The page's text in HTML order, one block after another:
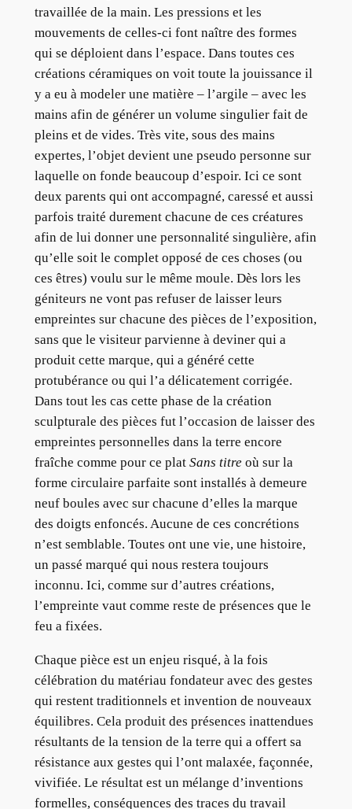
travaillée de la main. Les pressions et les
mouvements de celles-ci font naître des formes
qui se déploient dans l’espace. Dans toutes ces
créations céramiques on voit toute la jouissance il
y a eu à modeler une matière – l’argile – avec les
mains afin de générer un volume singulier fait de
pleins et de vides. Très vite, sous des mains
expertes, l’objet devient une pseudo personne sur
laquelle on fonde beaucoup d’espoir. Ici ce sont
deux parents qui ont accompagné, caressé et aussi
parfois traité durement chacune de ces créatures
afin de lui donner une personnalité singulière, afin
qu’elle soit le complet opposé de ces choses (ou
ces êtres) voulu sur le même moule. Dès lors les
géniteurs ne vont pas refuser de laisser leurs
empreintes sur chacune des pièces de l’exposition,
sans que le visiteur parvienne à deviner qui a
produit cette marque, qui a généré cette
protubérance ou qui l’a délicatement corrigée.
Dans tout les cas cette phase de la création
sculpturale des pièces fut l’occasion de laisser des
empreintes personnelles dans la terre encore
fraîche comme pour ce plat Sans titreoù sur la
forme circulaire parfaite sont installés à demeure
neuf boules avec sur chacune d’elles la marque
des doigts enfoncés. Aucune de ces concrétions
n’est semblable. Toutes ont une vie, une histoire,
un passé marqué qui nous restera toujours
inconnu. Ici, comme sur d’autres créations,
l’empreinte vaut comme reste de présences que le
feu a fixées.
Chaque pièce est un enjeu risqué, à la fois
célébration du matériau fondateur avec des gestes
qui restent traditionnels et invention de nouveaux
équilibres. Cela produit des présences inattendues
résultants de la tension de la terre qui a offert sa
résistance aux gestes qui l’ont malaxée, façonnée,
vivifiée. Le résultat est un mélange d’inventions
formelles, conséquences des traces du travail